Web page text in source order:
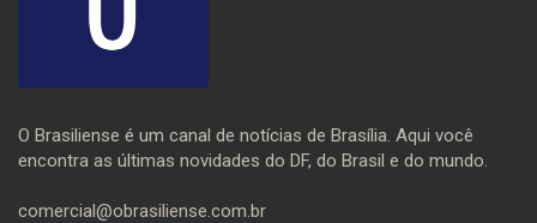
O Brasiliense é um canal de notícias de Brasília. Aqui você
encontra as últimas novidades do DF, do Brasil e do mundo.
comercial@obrasiliense.com.br